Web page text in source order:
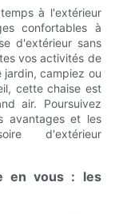
à l'extérieur
confortables à
d'extérieur sans
vos activités de
jardin, campiez ou
cette chaise est
air. Poursuivez
avantages et les
d'extérieur
en vous : les